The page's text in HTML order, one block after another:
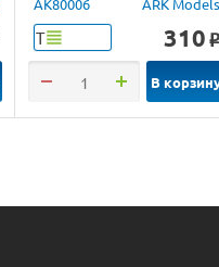
Т 310 o
В